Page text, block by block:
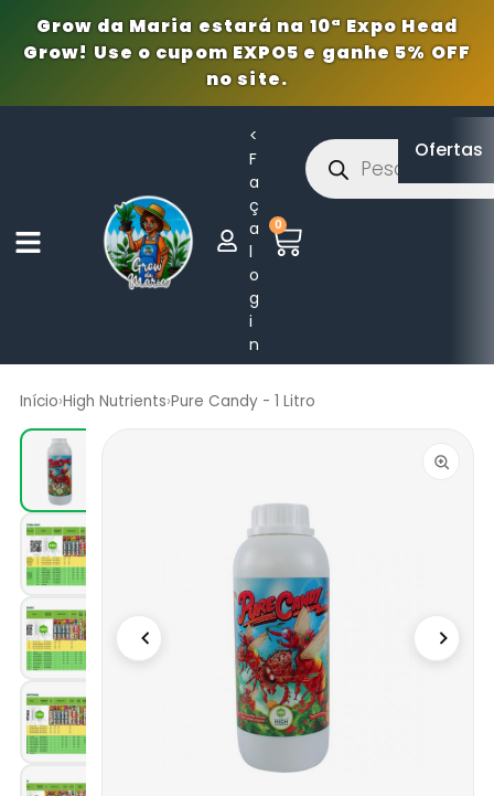
Grow da Maria estará na 10ª Expo Head
Grow! Use o cupom EXPO5 e ganhe 5% OFF
no site.
<
F
a
ç
a
l
o
g
i
n
0
Ofertas
Início›High Nutrients›Pure Candy - 1 Litro